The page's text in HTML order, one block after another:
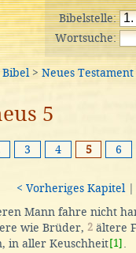
Bibelstelle:
Wortsuche:
Bibel> Neues Testament
5
3 4 5 6
< Vorheriges Kapitel
Mann fahre nicht
wie Brüder, 2 ältere
in aller Keuschheit[1]